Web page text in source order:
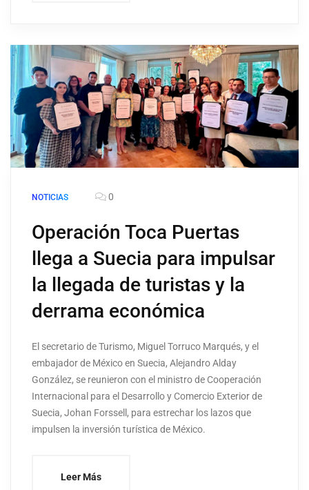
NOTICIAS 0
Operación Toca Puertas
llega a Suecia para impulsar
la llegada de turistas y la
derrama económica
El secretario de Turismo, Miguel Torruco Marqués, y el
embajador de México en Suecia, Alejandro Alday
González, se reunieron con el ministro de Cooperación
Internacional para el Desarrollo y Comercio Exterior de
Suecia, Johan Forssell, para estrechar los lazos que
impulsen la inversión turística de México.
Leer Más